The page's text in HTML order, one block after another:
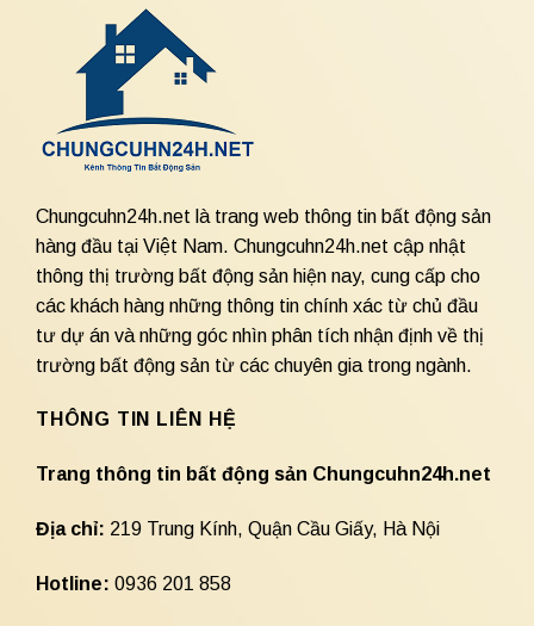
Chungcuhn24h.net là trang web thông tin bất động sản
hàng đầu tại Việt Nam. Chungcuhn24h.net cập nhật
thông thị trường bất động sản hiện nay, cung cấp cho
các khách hàng những thông tin chính xác từ chủ đầu
tư dự án và những góc nhìn phân tích nhận định về thị
trường bất động sản từ các chuyên gia trong ngành.
THÔNG TIN LIÊN HỆ
Trang thông tin bất động sản Chungcuhn24h.net
Địa chỉ: 219 Trung Kính, Quận Cầu Giấy, Hà Nội
Hotline: 0936 201 858